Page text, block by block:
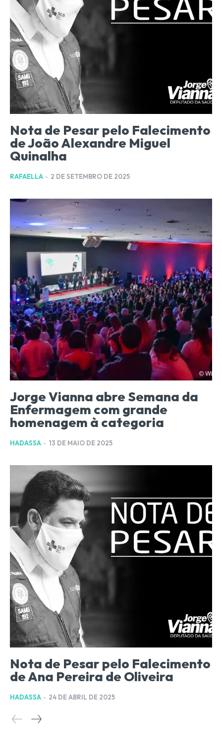
Nota de Pesar pelo Falecimento
de João Alexandre Miguel
Quinalha
RAFAELLA - 2 DE SETEMBRO DE 2025
Jorge Vianna abre Semana da
Enfermagem com grande
homenagem à categoria
HADASSA - 13 DE MAIO DE 2025
Nota de Pesar pelo Falecimento
de Ana Pereira de Oliveira
HADASSA - 24 DE ABRIL DE 2025